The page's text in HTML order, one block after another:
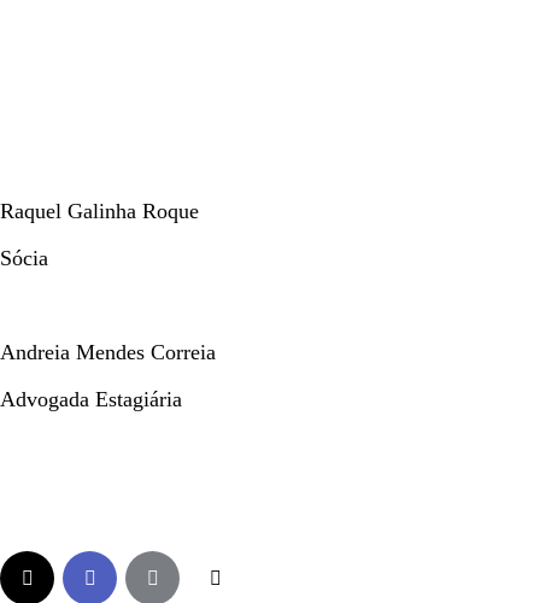
Raquel Galinha Roque
Sócia
Andreia Mendes Correia
Advogada Estagiária